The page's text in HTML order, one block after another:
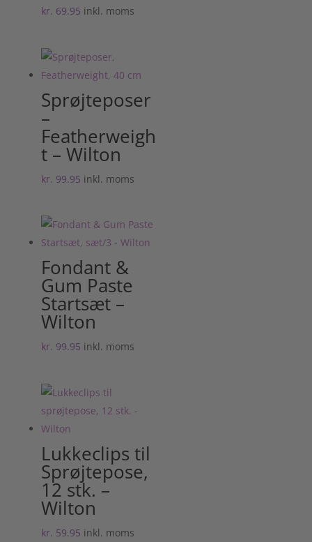
kr. 69.95 inkl. moms
Sprøjteposer
–
Featherweigh
t – Wilton
kr. 99.95 inkl. moms
Fondant &
Gum Paste
Startsæt –
Wilton
kr. 99.95 inkl. moms
Lukkeclips til
Sprøjtepose,
12 stk. –
Wilton
kr. 59.95 inkl. moms